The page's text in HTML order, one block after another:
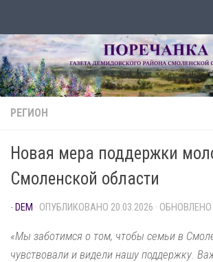
РЕГИОН
Новая мера поддержки
Смоленской области
-DEM · ОПУБЛИКОВАНО 20.03.2026 · ОБНОВЛЕНО
«Мы заботимся о том, чтобы семьи в
чувствовали и видели нашу поддержку.